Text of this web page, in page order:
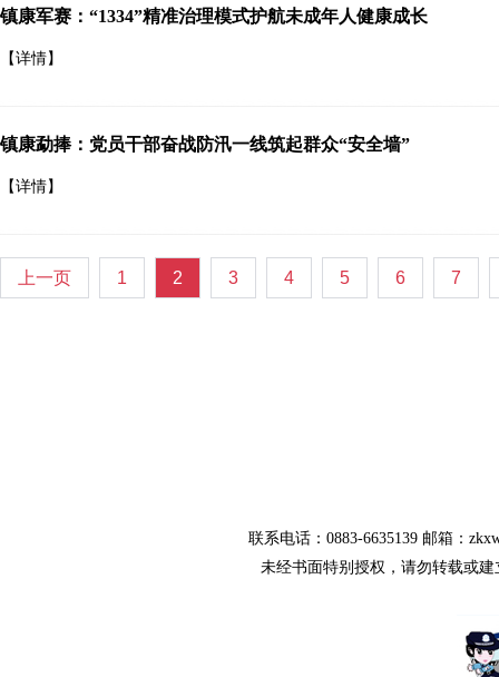
镇康军赛：“1334”精准治理模式护航未成年人健康成长
【详情】
镇康勐捧：党员干部奋战防汛一线筑起群众“安全墙”
【详情】
上一页 1 2 3 4 5 6 7
联系电话：0883-6635139 邮箱：
未经书面特别授权，请勿转载或建